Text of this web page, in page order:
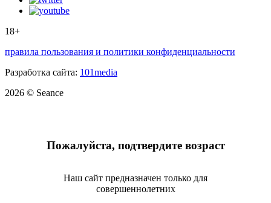
18+
правила пользования и политики конфиденциальности
Разработка сайта: 101media
2026 © Seance
Пожалуйста, подтвердите возраст
Наш сайт предназначен только для
совершеннолетних